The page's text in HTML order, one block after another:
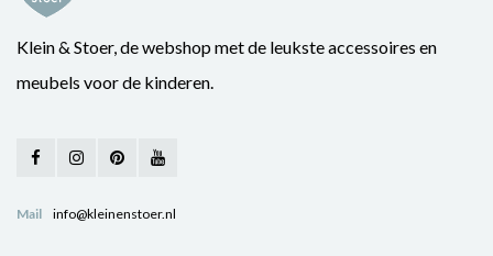
Klein & Stoer, de webshop met de leukste accessoires en
meubels voor de kinderen.
Mail info@kleinenstoer.nl